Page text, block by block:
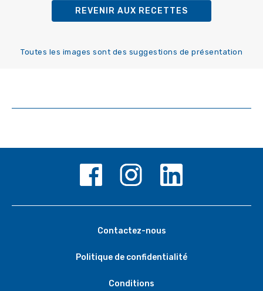
REVENIR AUX RECETTES
Toutes les images sont des suggestions de présentation
Contactez-nous
Politique de confidentialité
Conditions